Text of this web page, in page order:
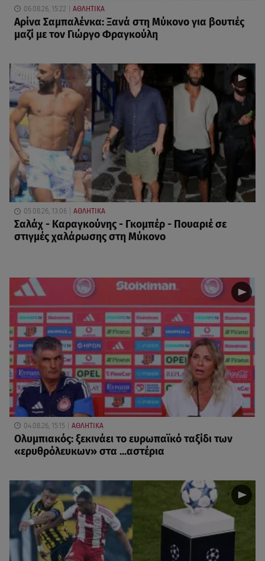
06.08.26, 15:22 ΑΘΛΗΤΙΚΑ
Αρίνα Σαμπαλένκα: Ξανά στη Μύκονο για βουτιές
μαζί με τον Γιώργο Φραγκούλη
05.08.26, 13:06 ΑΘΛΗΤΙΚΑ
Σαλάχ - Καραγκούνης - Γκομπέρ - Πουαριέ σε
στιγμές χαλάρωσης στη Μύκονο
04.08.26, 15:15 ΑΘΛΗΤΙΚΑ
Ολυμπιακός: ξεκινάει το ευρωπαϊκό ταξίδι των
«ερυθρόλευκων» στα ...αστέρια